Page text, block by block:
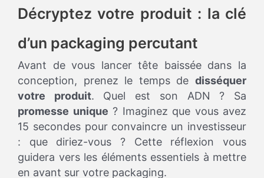
Décryptez votre produit : la clé
d’un packaging percutant
Avant de vous lancer tête baissée dans la
conception, prenez le temps de disséquer
votre produit. Quel est son ADN ? Sa
promesse unique ? Imaginez que vous avez
15 secondes pour convaincre un investisseur
: que diriez-vous ? Cette réflexion vous
guidera vers les éléments essentiels à mettre
en avant sur votre packaging.